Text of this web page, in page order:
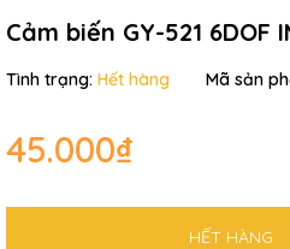
Cảm biến GY-521 6DOF
Tình trạng: Hết hàng Mã sản
45.000₫
HẾT HÀNG